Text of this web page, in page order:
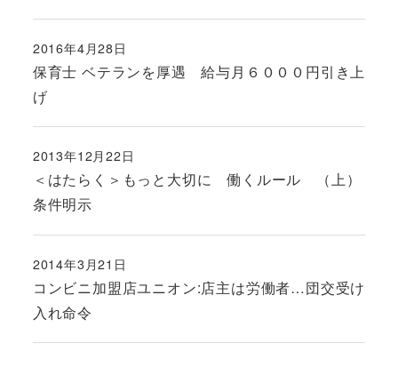
保育士 ベテランを厚遇 給与月６０００円引き上
げ
投稿日
2016年4月28日
＜はたらく＞もっと大切に 働くルール （上）
条件明示
投稿日
2013年12月22日
コンビニ加盟店ユニオン:店主は労働者…団交受け
入れ命令
投稿日
2014年3月21日